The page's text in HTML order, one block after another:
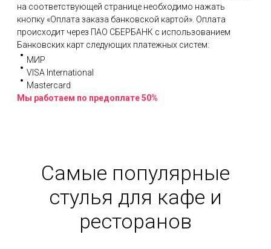
на соответствующей странице необходимо нажать
кнопку «Оплата заказа банковской картой». Оплата
происходит через ПАО СБЕРБАНК с использованием
Банковских карт следующих платежных систем:
МИР
VISA International
Mastercard
Мы работаем по предоплате 50%
Самые популярные
стулья для кафе и
ресторанов